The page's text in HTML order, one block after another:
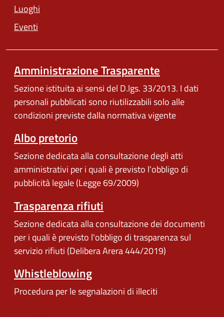
Luoghi
Eventi
Amministrazione Trasparente
Sezione istituita ai sensi del D.lgs. 33/2013. I dati
personali pubblicati sono riutilizzabili solo alle
condizioni previste dalla normativa vigente
Albo pretorio
Sezione dedicata alla consultazione degli atti
amministrativi per i quali è previsto l'obbligo di
pubblicità legale (Legge 69/2009)
Trasparenza rifiuti
Sezione dedicata alla consultazione dei documenti
per i quali è previsto l'obbligo di trasparenza sul
servizio rifiuti (Delibera Arera 444/2019)
Whistleblowing
Procedura per le segnalazioni di illeciti